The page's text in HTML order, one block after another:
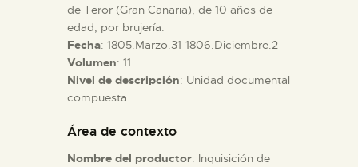
EL MUSEO
COLECCIONES
DIDÁCTICA
de Teror (Gran Canaria), de 10 años de
edad, por brujería.
Fecha: 1805.Marzo.31-1806.Diciembre.2
Volumen: 11
Nivel de descripción: Unidad documental
compuesta
Área de contexto
Nombre del productor: Inquisición de